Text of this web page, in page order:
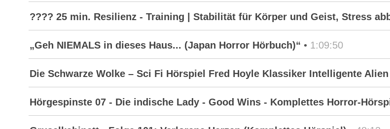
???? 25 min. Resilienz - Training | Stabilität für Körper und Geist, Stress
„Geh NIEMALS in dieses Haus... (Japan Horror Hörbuch)“ • 1:09:50
Die Schwarze Wolke – Sci Fi Hörspiel Fred Hoyle Klassiker Intelligente
Hörgespinste 07 - Die indische Lady - Good Wins - Komplettes Horror-